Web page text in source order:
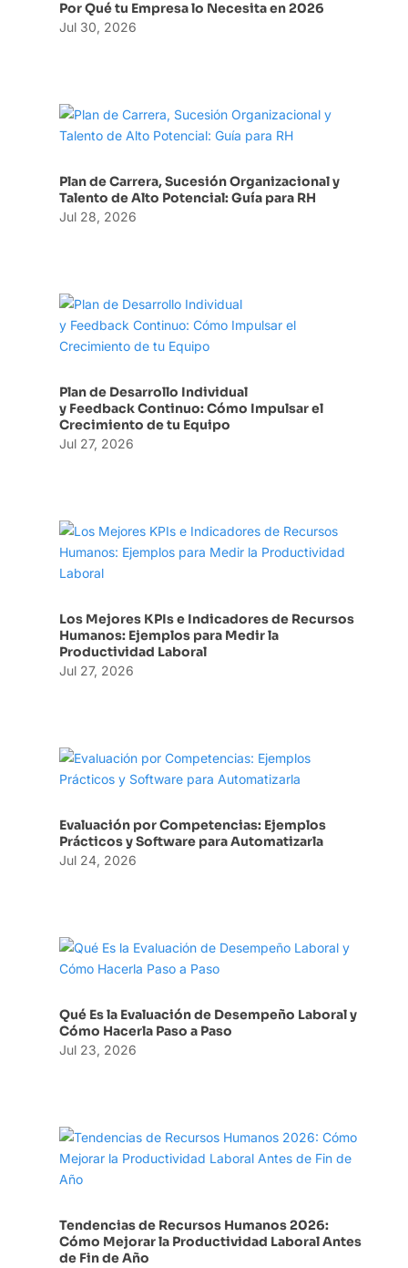
Por Qué tu Empresa lo Necesita en 2026
Jul 30, 2026
Plan de Carrera, Sucesión Organizacional y
Talento de Alto Potencial: Guía para RH
Jul 28, 2026
Plan de Desarrollo Individual
y Feedback Continuo: Cómo Impulsar el
Crecimiento de tu Equipo
Jul 27, 2026
Los Mejores KPIs e Indicadores de Recursos
Humanos: Ejemplos para Medir la
Productividad Laboral
Jul 27, 2026
Evaluación por Competencias: Ejemplos
Prácticos y Software para Automatizarla
Jul 24, 2026
Qué Es la Evaluación de Desempeño Laboral y
Cómo Hacerla Paso a Paso
Jul 23, 2026
Tendencias de Recursos Humanos 2026:
Cómo Mejorar la Productividad Laboral Antes
de Fin de Año